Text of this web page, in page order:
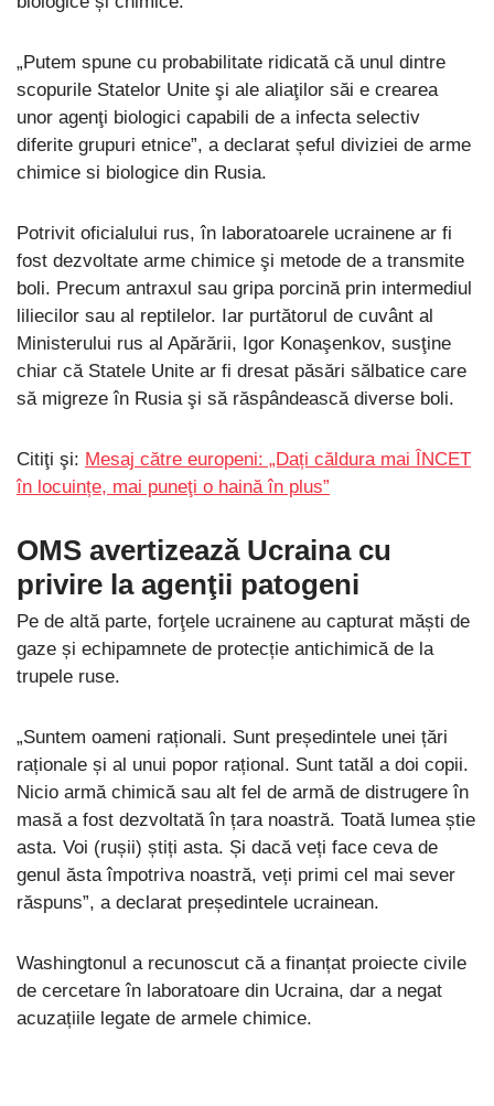
„Putem spune cu probabilitate ridicată că unul dintre
scopurile Statelor Unite şi ale aliaţilor săi e crearea
unor agenţi biologici capabili de a infecta selectiv
diferite grupuri etnice”, a declarat șeful diviziei de arme
chimice si biologice din Rusia.
Potrivit oficialului rus, în laboratoarele ucrainene ar fi
fost dezvoltate arme chimice şi metode de a transmite
boli. Precum antraxul sau gripa porcină prin intermediul
liliecilor sau al reptilelor. Iar purtătorul de cuvânt al
Ministerului rus al Apărării, Igor Konaşenkov, susţine
chiar că Statele Unite ar fi dresat păsări sălbatice care
să migreze în Rusia şi să răspândească diverse boli.
Citiţi şi: Mesaj către europeni: „Dați căldura mai ÎNCET
în locuințe, mai puneţi o haină în plus”
OMS avertizează Ucraina cu
privire la agenţii patogeni
Pe de altă parte, forţele ucrainene au capturat măști de
gaze și echipamnete de protecție antichimică de la
trupele ruse.
„Suntem oameni raționali. Sunt președintele unei țări
raționale și al unui popor rațional. Sunt tatăl a doi copii.
Nicio armă chimică sau alt fel de armă de distrugere în
masă a fost dezvoltată în țara noastră. Toată lumea știe
asta. Voi (rușii) știți asta. Și dacă veți face ceva de
genul ăsta împotriva noastră, veți primi cel mai sever
răspuns”, a declarat președintele ucrainean.
Washingtonul a recunoscut că a finanțat proiecte civile
de cercetare în laboratoare din Ucraina, dar a negat
acuzațiile legate de armele chimice.